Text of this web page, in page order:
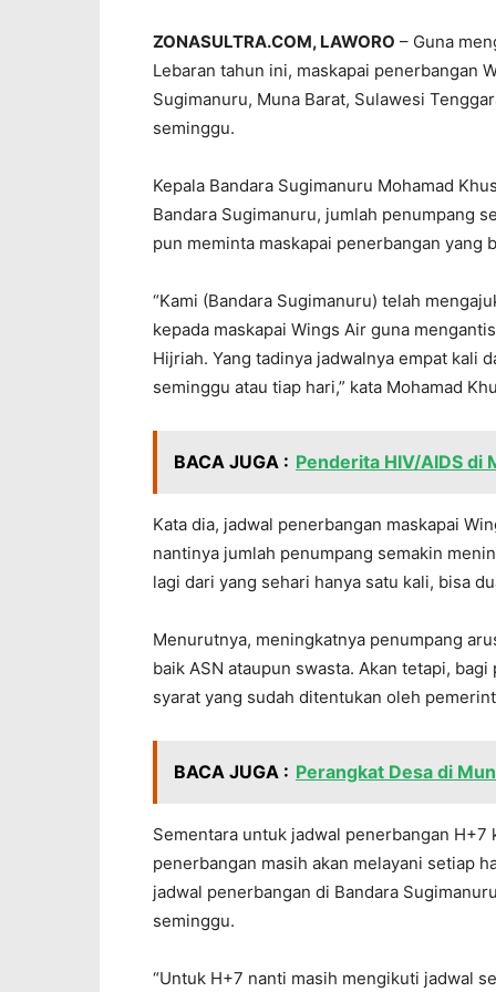
ZONASULTRA.COM, LAWORO – Guna
Lebaran tahun ini, maskapai penerbangan
Sugimanuru, Muna Barat, Sulawesi
seminggu.
Kepala Bandara Sugimanuru Mohamad
Bandara Sugimanuru, jumlah penumpang
pun meminta maskapai penerbangan
“Kami (Bandara Sugimanuru) telah
kepada maskapai Wings Air guna
Hijriah. Yang tadinya jadwalnya empat kali
seminggu atau tiap hari,” kata Mohamad
BACA JUGA : Penderita HIV/AIDS di
Kata dia, jadwal penerbangan maskapai
nantinya jumlah penumpang semakin
lagi dari yang sehari hanya satu kali, bisa
Menurutnya, meningkatnya penumpang
baik ASN ataupun swasta. Akan tetapi,
syarat yang sudah ditentukan oleh
BACA JUGA : Perangkat Desa di
Sementara untuk jadwal penerbangan
penerbangan masih akan melayani setiap
jadwal penerbangan di Bandara
seminggu.
“Untuk H+7 nanti masih mengikuti jadwal